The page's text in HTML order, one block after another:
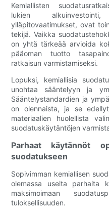
Kemiallisten
lukien
ylläpitovaatimukset, ovat
tekijä. Vaikka
on yhtä tärkeää arvioida
pääoman tuotto
ratkaisun varmistamiseksi.
Lopuksi, kemiallisia
unohtaa sääntelyyn ja
Sääntelystandardien ja
on olennaista, ja se
materiaalien huolellista
suodatuskäytäntöjen
Parhaat käytännöt
suodatukseen
Sopivimman kemiallisen
olemassa useita parhaita
maksimoimaan
tuloksellisuuden.